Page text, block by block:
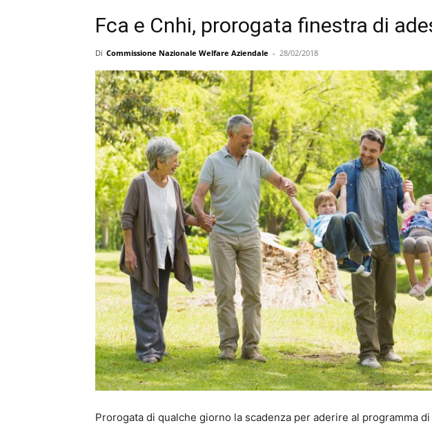
Fca e Cnhi, prorogata finestra di
Di Commissione Nazionale Welfare Aziendale - 28/02/2018
Prorogata di qualche giorno la scadenza per aderire al programma